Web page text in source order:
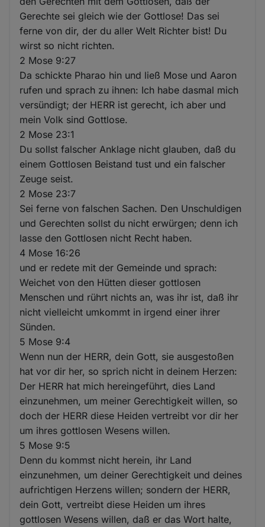
Gerechte sei gleich wie der Gottlose! Das sei
ferne von dir, der du aller Welt Richter bist! Du
wirst so nicht richten.
2 Mose 9:27
Da schickte Pharao hin und ließ Mose und Aaron
rufen und sprach zu ihnen: Ich habe dasmal mich
versündigt; der HERR ist gerecht, ich aber und
mein Volk sind Gottlose.
2 Mose 23:1
Du sollst falscher Anklage nicht glauben, daß du
einem Gottlosen Beistand tust und ein falscher
Zeuge seist.
2 Mose 23:7
Sei ferne von falschen Sachen. Den Unschuldigen
und Gerechten sollst du nicht erwürgen; denn ich
lasse den Gottlosen nicht Recht haben.
4 Mose 16:26
und er redete mit der Gemeinde und sprach:
Weichet von den Hütten dieser gottlosen
Menschen und rührt nichts an, was ihr ist, daß ihr
nicht vielleicht umkommt in irgend einer ihrer
Sünden.
5 Mose 9:4
Wenn nun der HERR, dein Gott, sie ausgestoßen
hat vor dir her, so sprich nicht in deinem Herzen:
Der HERR hat mich hereingeführt, dies Land
einzunehmen, um meiner Gerechtigkeit willen, so
doch der HERR diese Heiden vertreibt vor dir her
um ihres gottlosen Wesens willen.
5 Mose 9:5
Denn du kommst nicht herein, ihr Land
einzunehmen, um deiner Gerechtigkeit und deines
aufrichtigen Herzens willen; sondern der HERR,
dein Gott, vertreibt diese Heiden um ihres
gottlosen Wesens willen, daß er das Wort halte,